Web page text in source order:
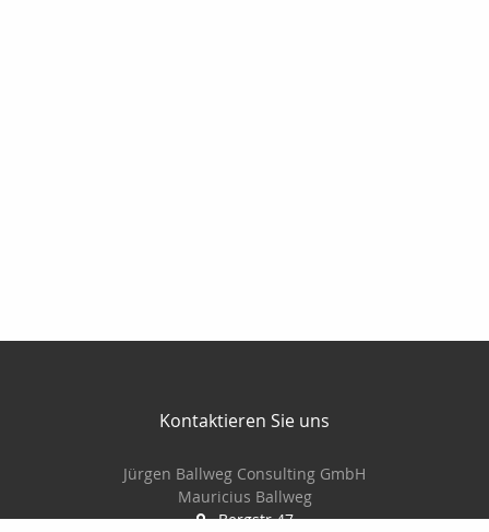
Kontaktieren Sie uns
Jürgen Ballweg Consulting GmbH
Mauricius Ballweg
Bergstr.47